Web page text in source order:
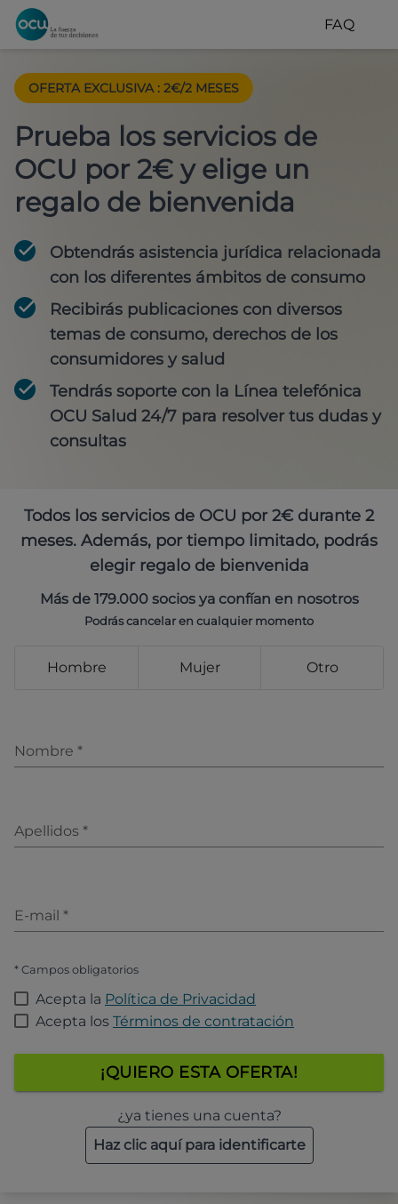
FAQ
OFERTA EXCLUSIVA : 2€/2 MESES
Prueba los servicios de
OCU por 2€ y elige un
regalo de bienvenida
Obtendrás asistencia jurídica relacionada
con los diferentes ámbitos de consumo
Recibirás publicaciones con diversos
temas de consumo, derechos de los
consumidores y salud
Tendrás soporte con la Línea telefónica
OCU Salud 24/7 para resolver tus dudas y
consultas
Todos los servicios de OCU por 2€ durante 2
meses. Además, por tiempo limitado, podrás
elegir regalo de bienvenida
Más de 179.000 socios ya confían en nosotros
Podrás cancelar en cualquier momento
Hombre Mujer Otro
Nombre *
Apellidos *
E-mail *
* Campos obligatorios
Acepta la Política de Privacidad
Acepta los Términos de contratación
¡QUIERO ESTA OFERTA!
¿ya tienes una cuenta?
Haz clic aquí para identificarte